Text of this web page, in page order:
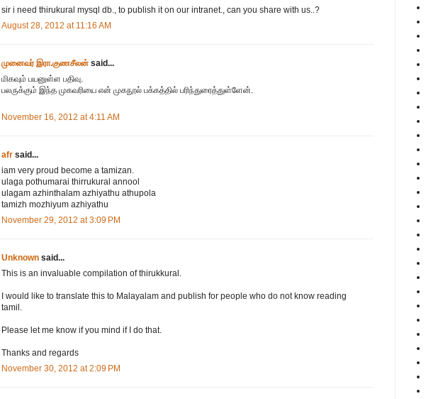
sir i need thirukural mysql db., to publish it on our intranet., can you share with us..?
August 28, 2012 at 11:16 AM
முனைவர் இரா.குணசீலன் said...
மிகவும் பயனுள்ள பதிவு.
பலருக்கும் இந்த முகவரியை என் முகநூல் பக்கத்தில் பரிந்துரைத்துள்ளேன்.
November 16, 2012 at 4:11 AM
afr said...
iam very proud become a tamizan.
ulaga pothumarai thirrukural annool
ulagam azhinthalam azhiyathu athupola
tamizh mozhiyum azhiyathu
November 29, 2012 at 3:09 PM
Unknown said...
This is an invaluable compilation of thirukkural.
I would like to translate this to Malayalam and publish for people who do not know reading
tamil.
Please let me know if you mind if I do that.
Thanks and regards
November 30, 2012 at 2:09 PM